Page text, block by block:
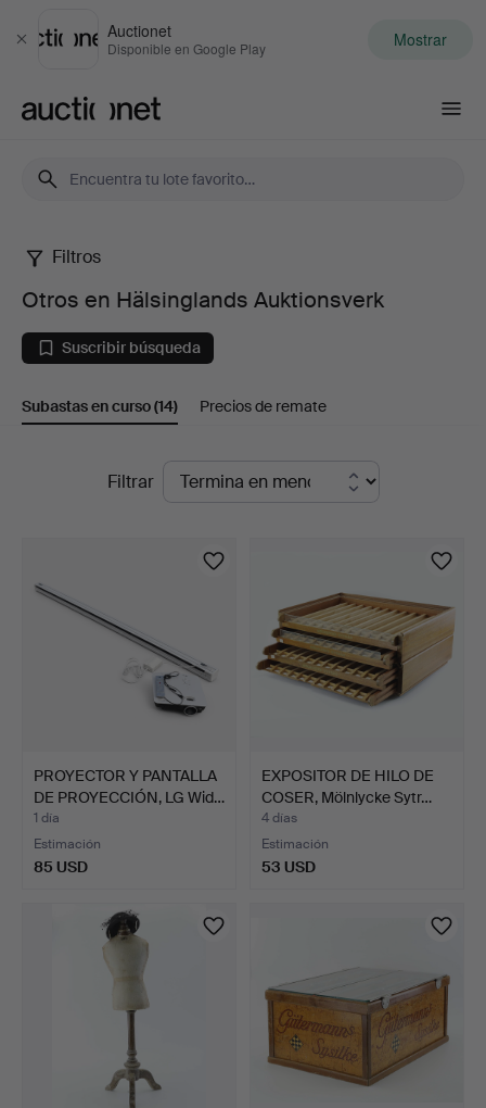
Cerrar
Auctionet
Disponible en Google Play Mostrar
Otros
en
Hälsinglands
Auktionsverk
Filtros
Otros en Hälsinglands Auktionsverk
Suscribir búsqueda
Subastas en curso(14) Precios de remate
SubastasFiltrar
PROYECTOR Y PANTALLA
DE PROYECCIÓN, LG Wid…
1 día
Estimación
85 USD
EXPOSITOR DE HILO DE
COSER, Mölnlycke Sytr…
4 días
Estimación
53 USD